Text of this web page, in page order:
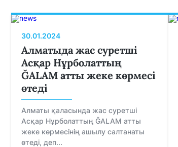
30.01.2024
Алматыда жас суретші
Асқар Нұрболаттың
ĞALAM атты жеке көрмесі
өтеді
Алматы қаласында жас суретші
Асқар Нұрболаттың ĞALAM атты
жеке көрмесінің ашылу салтанаты
өтеді, деп...